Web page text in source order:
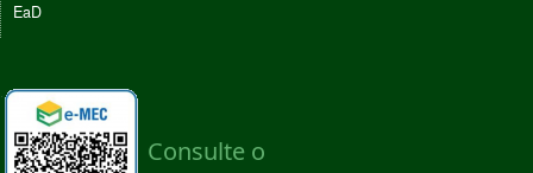
EaD